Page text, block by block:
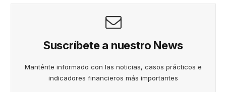
Suscríbete a nuestro News
Manténte informado con las noticias, casos prácticos e
indicadores financieros más importantes